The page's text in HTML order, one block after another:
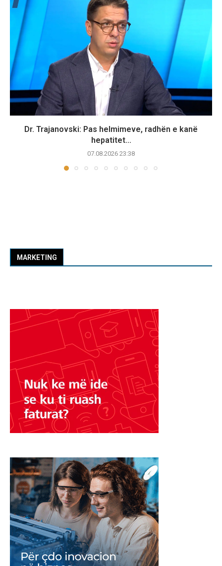
Dr. Trajanovski: Pas helmimeve, radhën e kanë
hepatitet...
07.08.2026 23:38
MARKETING